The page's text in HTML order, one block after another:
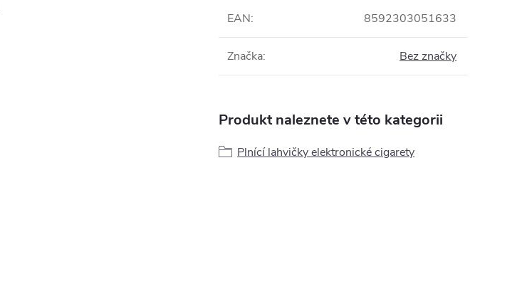
EAN: 8592303051633
Značka: Bez značky
Produkt naleznete v této kategorii
Plnící lahvičky elektronické cigarety